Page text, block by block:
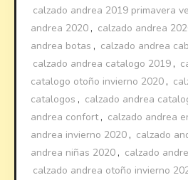
calzado andrea 2019 primavera
andrea 2020 , calzado andrea
andrea botas , calzado andrea
calzado andrea catalogo 2019 ,
catalogo otoño invierno 2020 ,
catalogos , calzado andrea
andrea confort, calzado andrea
andrea invierno 2020 , calzado
andrea niñas 2020 , calzado
calzado andrea otoño invierno